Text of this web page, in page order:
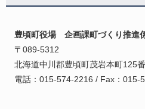
豊頃町役場 企画課町づくり推進
〒089-5312
北海道中川郡豊頃町茂岩本町125
電話：015-574-2216 / Fax：015-